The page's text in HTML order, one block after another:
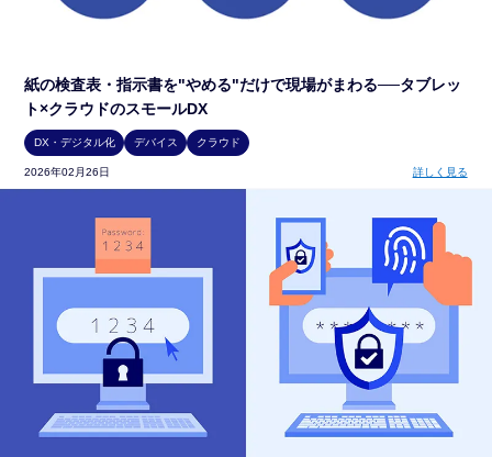
紙の検査表・指示書を"やめる"だけで現場がまわる──タブレッ
ト×クラウドのスモールDX
DX・デジタル化 デバイス クラウド
2026年02月26日 詳しく見る